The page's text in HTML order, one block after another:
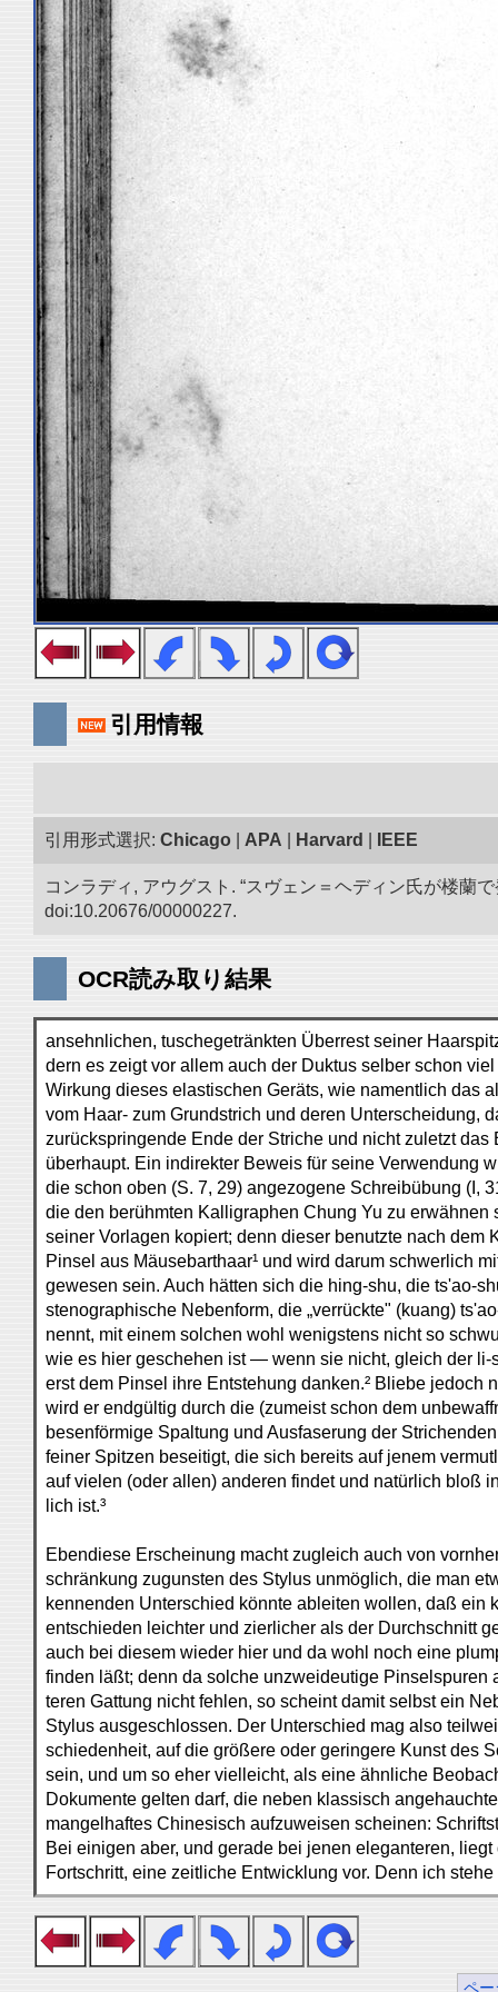
引用情報
引用形式選択: Chicago APA Harvard IEEE
コンラディ, アウグスト. “スヴェン＝ヘディン氏が楼蘭
doi:10.20676/00000227.
OCR読み取り結果
ansehnlichen, tuschegetränkten Überrest seiner
dern es zeigt vor allem auch der Duktus selber schon
Wirkung dieses elastischen Geräts, wie namentlich das
vom Haar- zum Grundstrich und deren Unterscheidung,
zurückspringende Ende der Striche und nicht zuletzt das
überhaupt. Ein indirekter Beweis für seine Verwendung
die schon oben (S. 7, 29) angezogene Schreibübung (I,
die den berühmten Kalligraphen Chung Yu zu erwähnen
seiner Vorlagen kopiert; denn dieser benutzte nach dem
Pinsel aus Mäusebarthaar¹ und wird darum schwerlich
gewesen sein. Auch hätten sich die hing-shu, die ts'ao-
stenographische Nebenform, die „verrückte" (kuang)
nennt, mit einem solchen wohl wenigstens nicht so
wie es hier geschehen ist — wenn sie nicht, gleich der li-
erst dem Pinsel ihre Entstehung danken.² Bliebe jedoch
wird er endgültig durch die (zumeist schon dem
besenförmige Spaltung und Ausfaserung der
feiner Spitzen beseitigt, die sich bereits auf jenem
auf vielen (oder allen) anderen findet und natürlich bloß
lich ist.³
Ebendiese Erscheinung macht zugleich auch von
schränkung zugunsten des Stylus unmöglich, die man
kennenden Unterschied könnte ableiten wollen, daß ein
entschieden leichter und zierlicher als der Durchschnitt
auch bei diesem wieder hier und da wohl noch eine
finden läßt; denn da solche unzweideutige Pinselspuren
teren Gattung nicht fehlen, so scheint damit selbst ein
Stylus ausgeschlossen. Der Unterschied mag also
schiedenheit, auf die größere oder geringere Kunst des
sein, und um so eher vielleicht, als eine ähnliche
Dokumente gelten darf, die neben klassisch
mangelhaftes Chinesisch aufzuweisen scheinen:
Bei einigen aber, und gerade bei jenen eleganteren,
Fortschritt, eine zeitliche Entwicklung vor. Denn ich
ペー